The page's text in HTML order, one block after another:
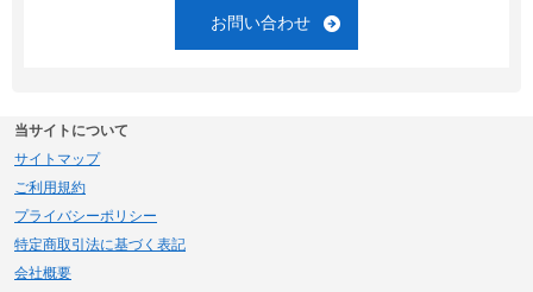
お問い合わせ
当サイトについて
サイトマップ
ご利用規約
プライバシーポリシー
特定商取引法に基づく表記
会社概要